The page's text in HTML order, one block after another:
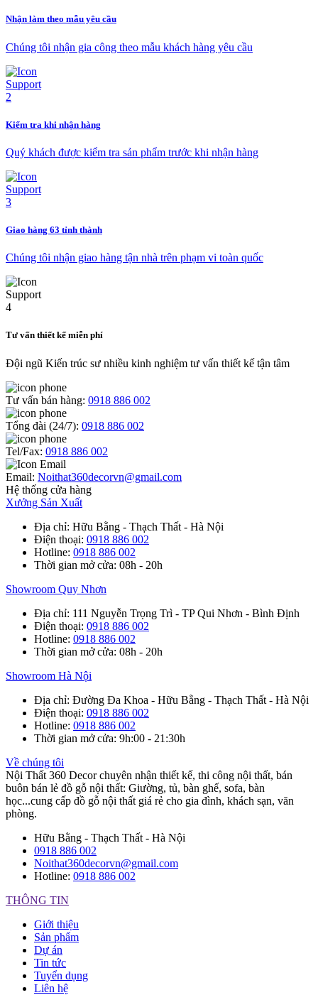
Nhận làm theo mẫu yêu cầu
Chúng tôi nhận gia công theo mẫu khách hàng yêu cầu
Kiểm tra khi nhận hàng
Quý khách được kiểm tra sản phẩm trước khi nhận hàng
Giao hàng 63 tỉnh thành
Chúng tôi nhận giao hàng tận nhà trên phạm vi toàn quốc
Tư vấn thiết kế miễn phí
Đội ngũ Kiến trúc sư nhiều kinh nghiệm tư vấn thiết kế tận tâm
Tư vấn bán hàng: 0918 886 002
Tổng đài (24/7): 0918 886 002
Tel/Fax: 0918 886 002
Email: Noithat360decorvn@gmail.com
Hệ thống cửa hàng
Xưởng Sản Xuất
Địa chỉ: Hữu Bằng - Thạch Thất - Hà Nội
Điện thoại: 0918 886 002
Hotline: 0918 886 002
Thời gian mở cửa: 08h - 20h
Showroom Quy Nhơn
Địa chỉ: 111 Nguyễn Trọng Trì - TP Qui Nhơn - Bình Định
Điện thoại: 0918 886 002
Hotline: 0918 886 002
Thời gian mở cửa: 08h - 20h
Showroom Hà Nội
Địa chỉ: Đường Đa Khoa - Hữu Bằng - Thạch Thất - Hà Nội
Điện thoại: 0918 886 002
Hotline: 0918 886 002
Thời gian mở cửa: 9h:00 - 21:30h
Về chúng tôi
Nội Thất 360 Decor chuyên nhận thiết kế, thi công nội thất, bán
buôn bán lẻ đồ gỗ nội thất: Giường, tủ, bàn ghế, sofa, bàn
học...cung cấp đồ gỗ nội thất giá rẻ cho gia đình, khách sạn, văn
phòng.
Hữu Bằng - Thạch Thất - Hà Nội
0918 886 002
Noithat360decorvn@gmail.com
Hotline: 0918 886 002
THÔNG TIN
Giới thiệu
Sản phẩm
Dự án
Tin tức
Tuyển dụng
Liên hệ